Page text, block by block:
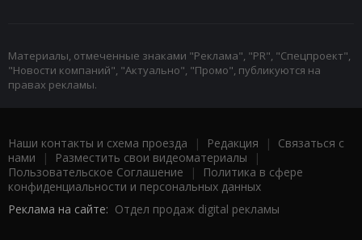
Материалы, отмеченные знаками "Реклама", "PR", "Спецпроект",
"Новости компаний", "Актуально", "Промо", публикуются на
правах рекламы.
Наши контакты и схема проезда | Редакция | Связаться с
нами | Разместить свои видеоматериалы |
Пользовательское Соглашение |
Политика в сфере
конфиденциальности и персональных данных
Реклама на сайте: Отдел продаж digital рекламы